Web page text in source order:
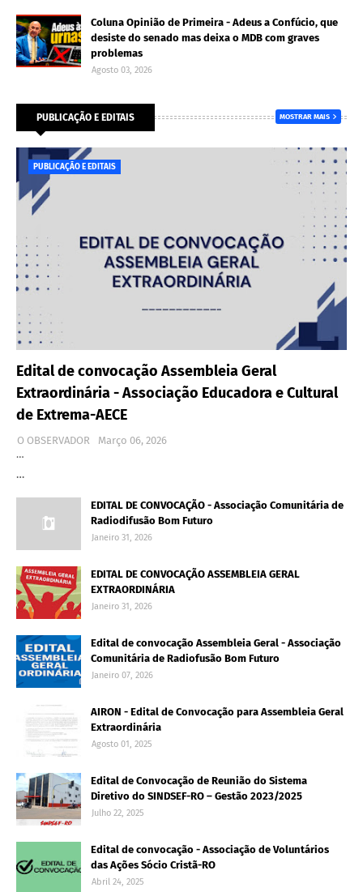
Coluna Opinião de Primeira - Adeus a Confúcio, que
desiste do senado mas deixa o MDB com graves
problemas
Agosto 03, 2026
PUBLICAÇÃO E EDITAIS MOSTRAR MAIS
PUBLICAÇÃO E EDITAIS
Edital de convocação Assembleia Geral
Extraordinária - Associação Educadora e Cultural
de Extrema-AECE
O OBSERVADOR
Março 06, 2026
…
…
EDITAL DE CONVOCAÇÃO - Associação Comunitária de
Radiodifusão Bom Futuro
Janeiro 31, 2026
EDITAL DE CONVOCAÇÃO ASSEMBLEIA GERAL
EXTRAORDINÁRIA
Janeiro 31, 2026
Edital de convocação Assembleia Geral - Associação
Comunitária de Radiofusão Bom Futuro
Janeiro 07, 2026
AIRON - Edital de Convocação para Assembleia Geral
Extraordinária
Agosto 01, 2025
Edital de Convocação de Reunião do Sistema
Diretivo do SINDSEF-RO – Gestão 2023/2025
Julho 22, 2025
Edital de convocação - Associação de Voluntários
das Ações Sócio Cristã-RO
Abril 24, 2025